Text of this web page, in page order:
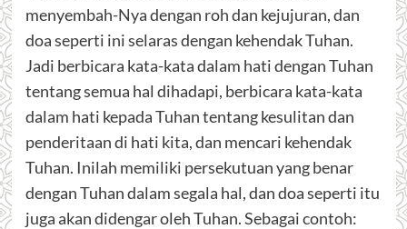
menyembah-Nya dengan roh dan kejujuran, dan
doa seperti ini selaras dengan kehendak Tuhan.
Jadi berbicara kata-kata dalam hati dengan Tuhan
tentang semua hal dihadapi, berbicara kata-kata
dalam hati kepada Tuhan tentang kesulitan dan
penderitaan di hati kita, dan mencari kehendak
Tuhan. Inilah memiliki persekutuan yang benar
dengan Tuhan dalam segala hal, dan doa seperti itu
juga akan didengar oleh Tuhan. Sebagai contoh: